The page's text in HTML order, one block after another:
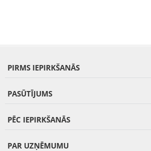
PIRMS IEPIRKŠANĀS
PASŪTĪJUMS
PĒC IEPIRKŠANĀS
PAR UZŅĒMUMU